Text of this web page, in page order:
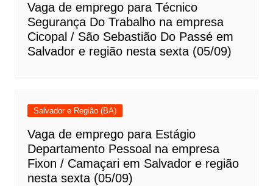
Vaga de emprego para Técnico
Segurança Do Trabalho na empresa
Cicopal / São Sebastião Do Passé em
Salvador e região nesta sexta (05/09)
Salvador e Região (BA)
Vaga de emprego para Estágio
Departamento Pessoal na empresa
Fixon / Camaçari em Salvador e região
nesta sexta (05/09)